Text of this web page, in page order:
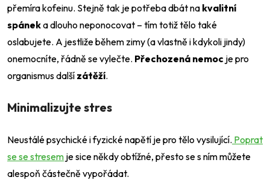
přemíra kofeinu. Stejně tak je potřeba dbát na kvalitní
spáneka dlouho neponocovat – tím totiž tělo také
oslabujete. A jestliže během zimy (a vlastně i kdykoli jindy)
onemocníte, řádně se vylečte. Přechozená nemoc je pro
organismus další zátěží.
Minimalizujte stres
Neustálé psychické i fyzické napětí je pro tělo vysilující. Poprat
se se stresem je sice někdy obtížné, přesto se s ním můžete
alespoň částečně vypořádat.